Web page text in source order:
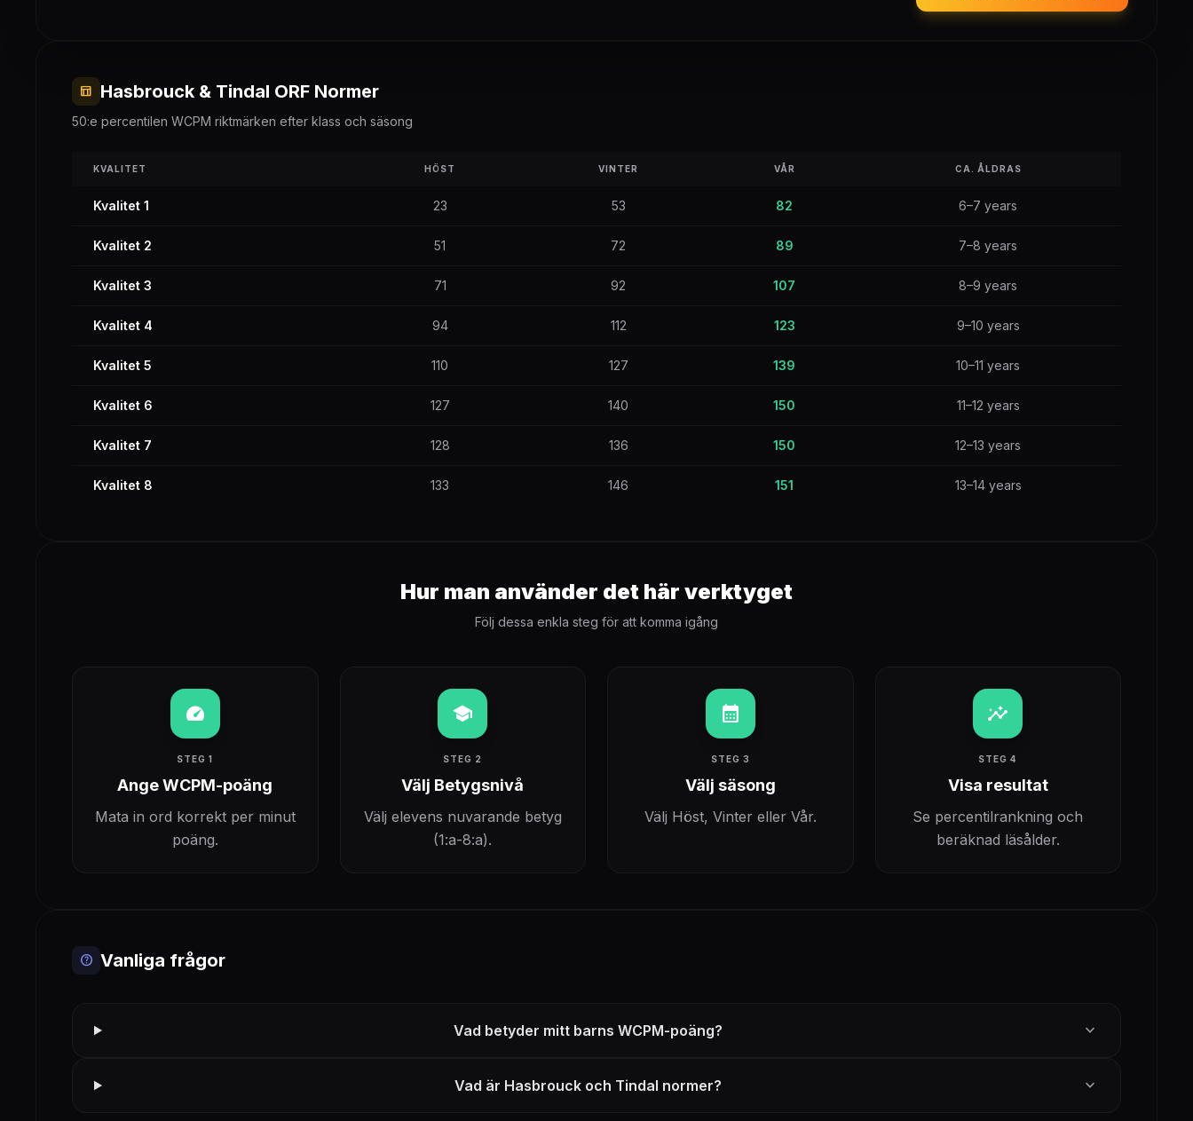
table_chart Hasbrouck & Tindal ORF Normer
50:e percentilen WCPM riktmärken efter klass och säsong
KVALITET HÖST VINTER VÅR CA. ÅLDRAS
Kvalitet 1 23 53 82 6–7 years
Kvalitet 2 51 72 89 7–8 years
Kvalitet 3 71 92 107 8–9 years
Kvalitet 4 94 112 123 9–10 years
Kvalitet 5 110 127 139 10–11 years
Kvalitet 6 127 140 150 11–12 years
Kvalitet 7 128 136 150 12–13 years
Kvalitet 8 133 146 151 13–14 years
Hur man använder det här verktyget
Följ dessa enkla steg för att komma igång
speed
STEG 1
Ange WCPM-poäng
Mata in ord korrekt per minut
poäng.
school
STEG 2
Välj Betygsnivå
Välj elevens nuvarande betyg
(1:a-8:a).
calendar_month
STEG 3
Välj säsong
Välj Höst, Vinter eller Vår.
insights
STEG 4
Visa resultat
Se percentilrankning och
beräknad läsålder.
help Vanliga frågor
Vad betyder mitt barns WCPM-poäng? expand_more
Vad är Hasbrouck och Tindal normer? expand_more